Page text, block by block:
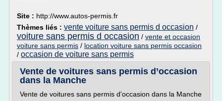
Site : http://www.autos-permis.fr
Thèmes liés : vente voiture sans permis d occasion /
voiture sans permis d occasion / vente et occasion
voiture sans permis / location voiture sans permis occasion
/ occasion de voiture sans permis
Vente de voitures sans permis d’occasion
dans la Manche
Vente de voitures sans permis d'occasion dans la Manche